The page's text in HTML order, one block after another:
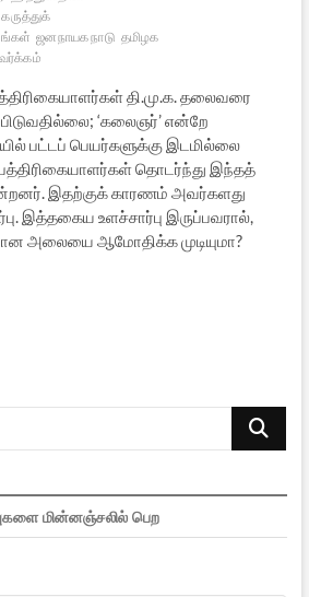
கருத்துக்
ஜனநாயக நாடு தமிழக
தி.மு.க. தலைவரை
‘கலைஞர்’ என்றே
பட்டப் பெயர்களுக்கு இடமில்லை
தொடர்ந்து இந்தத்
இதற்குக் காரணம் அவர்களது
இத்தகைய உளச்சார்பு இருப்பவரால்,
அலையை ஆமோதிக்க முடியுமா?
Search
மின்னஞ்சலில் பெற